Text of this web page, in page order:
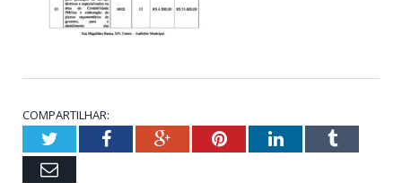
COMPARTILHAR:
TwitterFacebookGoogle+PinterestLinkedInTumblr
Email